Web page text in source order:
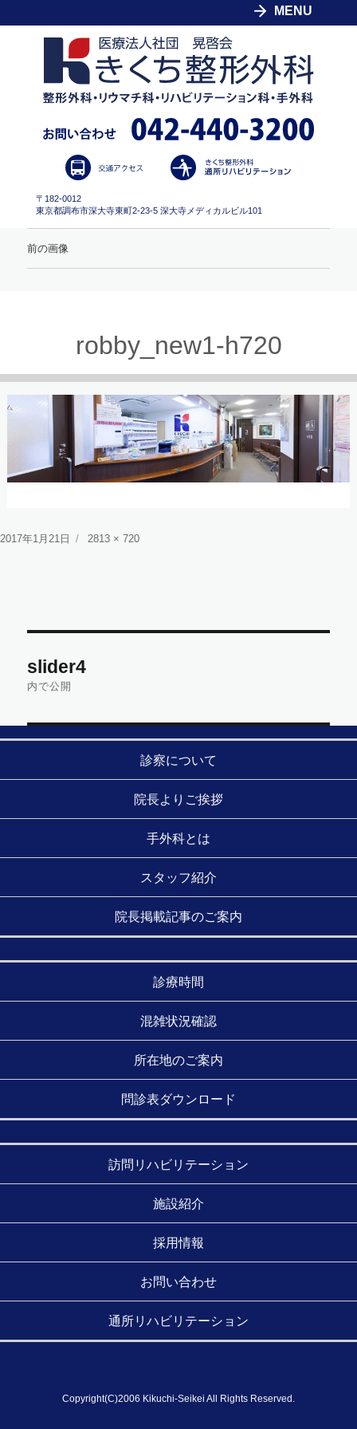
〒182-0012
東京都調布市深大寺東町2-23-5 深大寺メディカルビル101
MENU
前の画像
robby_new1-h720
投
2017年1月21日
フ
2813 × 720
稿
ナ
ビ
ゲ
ョ
slider4
内で公開
診察について
院長よりご挨拶
手外科とは
スタッフ紹介
院長掲載記事のご案内
診療時間
混雑状況確認
所在地のご案内
問診表ダウンロード
訪問リハビリテーション
施設紹介
採用情報
お問い合わせ
通所リハビリテーション
Copyright(C)2006 Kikuchi-Seikei All Rights Reserved.